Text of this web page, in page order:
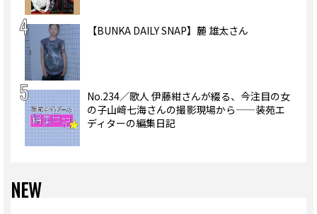
【BUNKA DAILY SNAP】麓 雄太さん
No.234／歌人 伊藤紺さんが綴る、今注目の女
の子山﨑七海さんの撮影現場から——装苑エ
ディターの編集日記
NEW